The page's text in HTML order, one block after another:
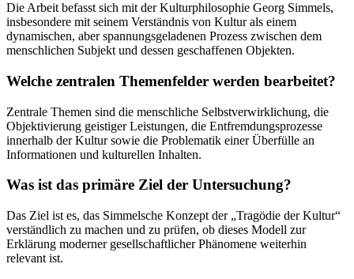
Die Arbeit befasst sich mit der Kulturphilosophie Georg Simmels,
insbesondere mit seinem Verständnis von Kultur als einem
dynamischen, aber spannungsgeladenen Prozess zwischen dem
menschlichen Subjekt und dessen geschaffenen Objekten.
Welche zentralen Themenfelder werden bearbeitet?
Zentrale Themen sind die menschliche Selbstverwirklichung, die
Objektivierung geistiger Leistungen, die Entfremdungsprozesse
innerhalb der Kultur sowie die Problematik einer Überfülle an
Informationen und kulturellen Inhalten.
Was ist das primäre Ziel der Untersuchung?
Das Ziel ist es, das Simmelsche Konzept der „Tragödie der Kultur“
verständlich zu machen und zu prüfen, ob dieses Modell zur
Erklärung moderner gesellschaftlicher Phänomene weiterhin
relevant ist.